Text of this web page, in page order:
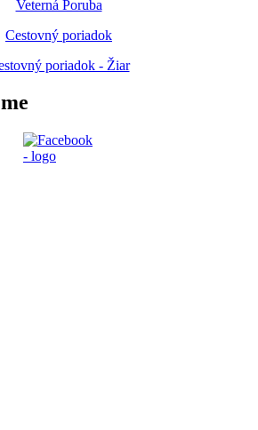
Veterná Poruba
Cestovný poriadok
poriadok - Žiar